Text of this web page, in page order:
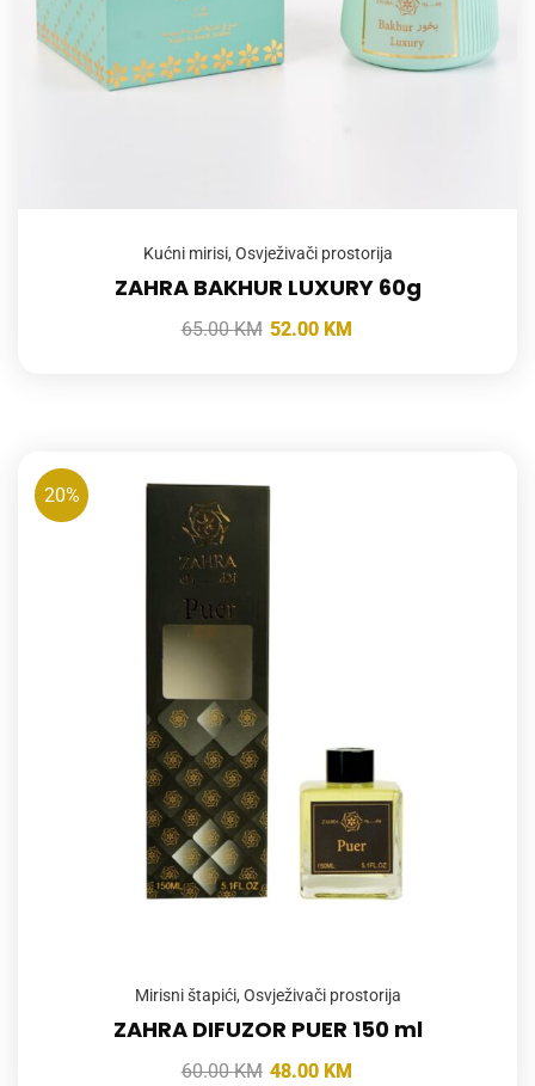
Kućni mirisi, Osvježivači prostorija
ZAHRA BAKHUR LUXURY 60g
65.00KM 52.00 KM
20%
Mirisni štapići, Osvježivači prostorija
ZAHRA DIFUZOR PUER 150 ml
60.00KM 48.00 KM